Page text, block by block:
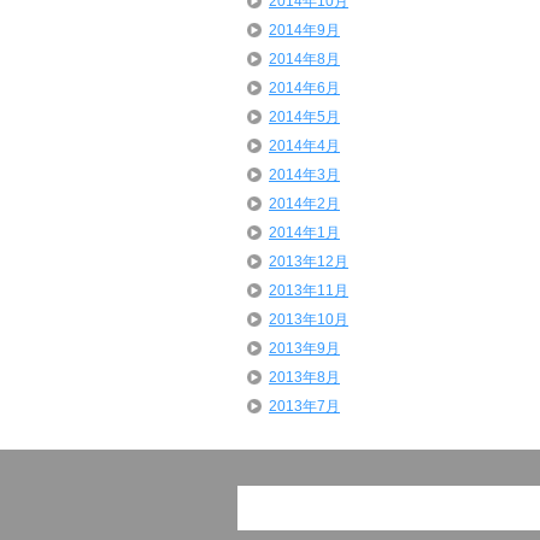
2014年9月
2014年8月
2014年6月
2014年5月
2014年4月
2014年3月
2014年2月
2014年1月
2013年12月
2013年11月
2013年10月
2013年9月
2013年8月
2013年7月